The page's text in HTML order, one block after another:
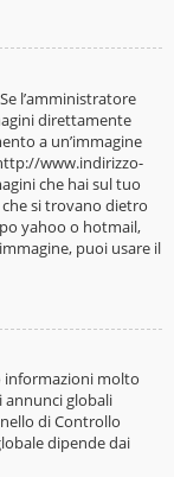
l’amministratore
direttamente
a un’immagine
www.indirizzo-
che hai sul tuo
si trovano dietro
yahoo o hotmail,
puoi usare il
informazioni molto
globali
di Controllo
dipende dai